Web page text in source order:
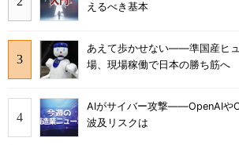
えるべき基本
あえて歩かせない――準国産ヒ
場、現場稼働で日本の勝ち筋へ
AIがサイバー攻撃――OpenAIや
波及リスクは